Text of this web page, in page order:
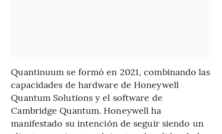
Quantinuum se formó en 2021, combinando las
capacidades de hardware de Honeywell
Quantum Solutions y el software de
Cambridge Quantum. Honeywell ha
manifestado su intención de seguir siendo un